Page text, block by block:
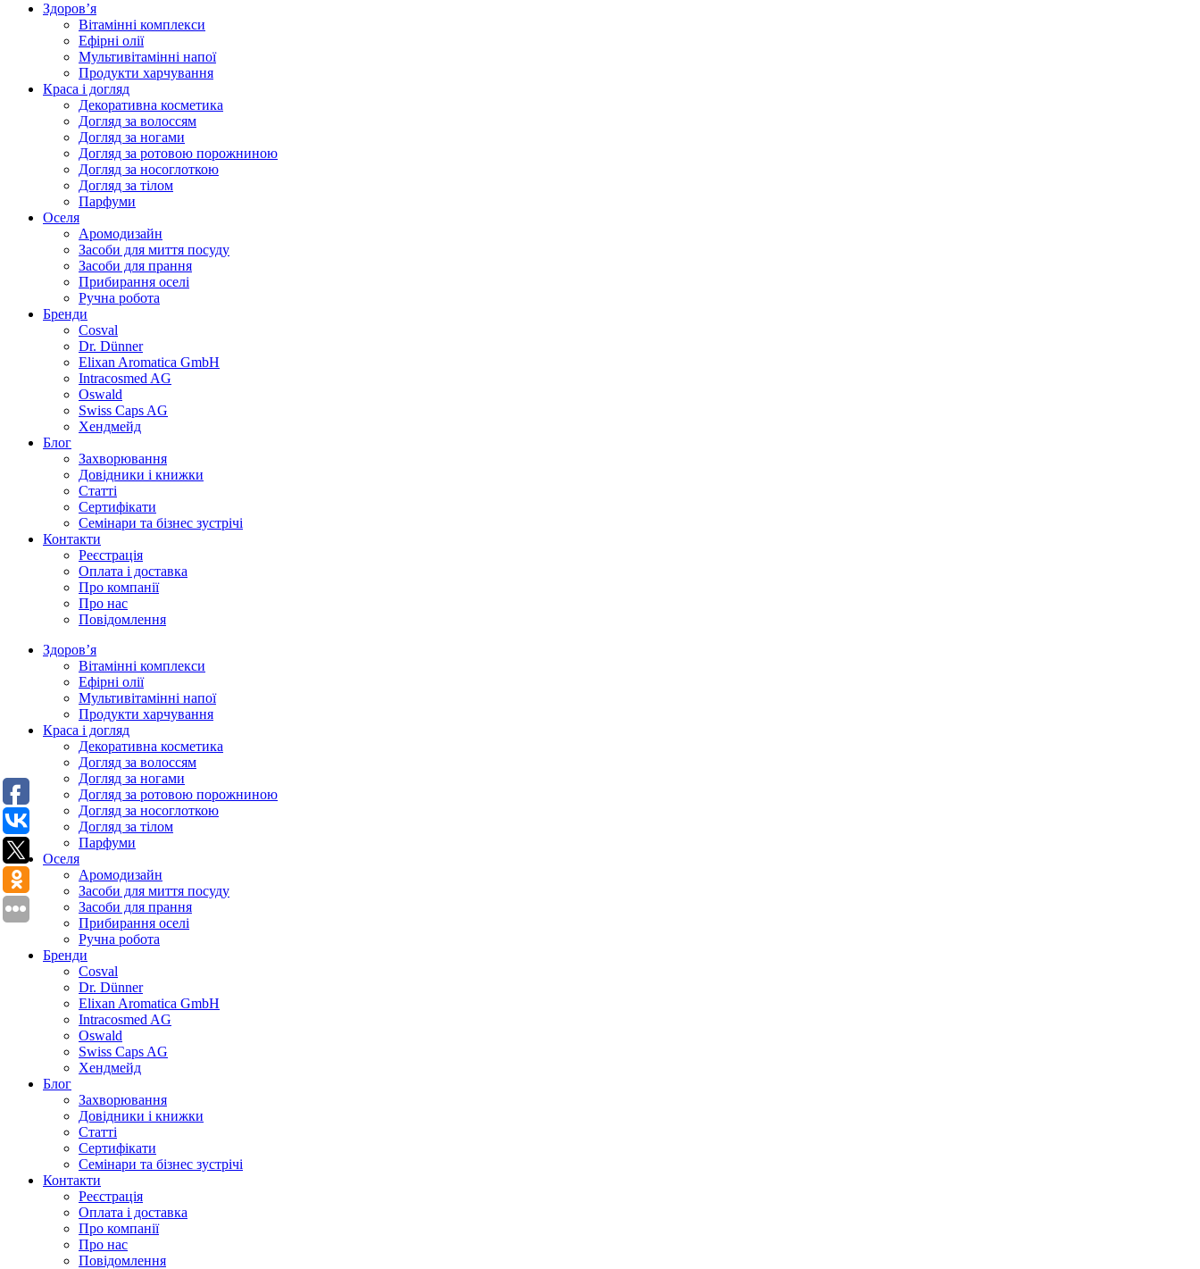
Здоров’я
Вітамінні комплекси
Ефірні олії
Мультивітамінні напої
Продукти харчування
Краса і догляд
Декоративна косметика
Догляд за волоссям
Догляд за ногами
Догляд за ротовою порожниною
Догляд за носоглоткою
Догляд за тілом
Парфуми
Оселя
Аромодизайн
Засоби для миття посуду
Засоби для прання
Прибирання оселі
Ручна робота
Бренди
Cosval
Dr. Dünner
Elixan Aromatica GmbH
Intracosmed AG
Oswald
Swiss Caps AG
Хендмейд
Блог
Захворювання
Довідники і книжки
Статті
Сертифікати
Семінари та бізнес зустрічі
Контакти
Реєстрація
Оплата і доставка
Про компанії
Про нас
Повідомлення
Здоров’я
Вітамінні комплекси
Ефірні олії
Мультивітамінні напої
Продукти харчування
Краса і догляд
Декоративна косметика
Догляд за волоссям
Догляд за ногами
Догляд за ротовою порожниною
Догляд за носоглоткою
Догляд за тілом
Парфуми
Оселя
Аромодизайн
Засоби для миття посуду
Засоби для прання
Прибирання оселі
Ручна робота
Бренди
Cosval
Dr. Dünner
Elixan Aromatica GmbH
Intracosmed AG
Oswald
Swiss Caps AG
Хендмейд
Блог
Захворювання
Довідники і книжки
Статті
Сертифікати
Семінари та бізнес зустрічі
Контакти
Реєстрація
Оплата і доставка
Про компанії
Про нас
Повідомлення